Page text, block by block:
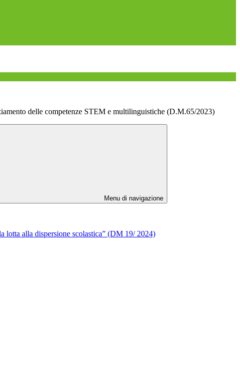
delle competenze STEM e multilinguistiche (D.M.65/2023)
Menu di navigazione
lotta alla dispersione scolastica” (DM 19/ 2024)